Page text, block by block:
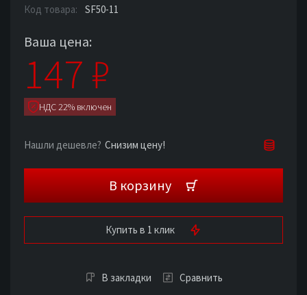
Код товара: SF50-11
Ваша цена:
147₽
НДС 22% включен
Нашли дешевле? Снизим цену!
В корзину
Купить в 1 клик
В закладки Сравнить